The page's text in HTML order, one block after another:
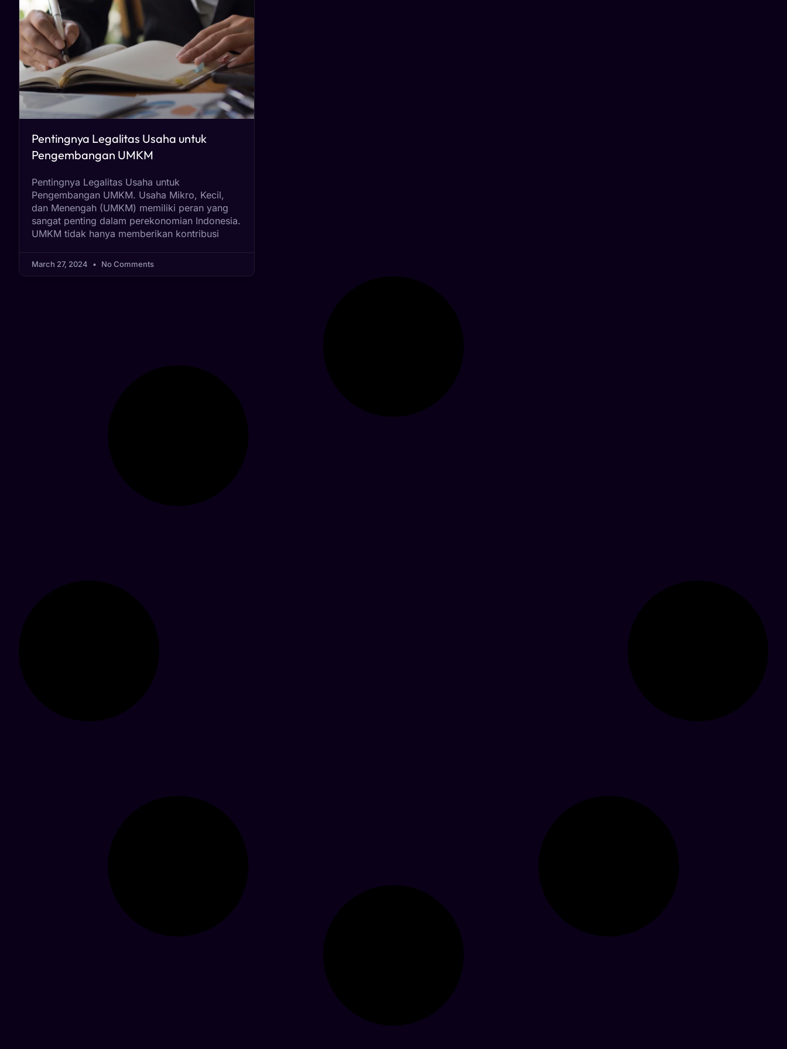
Pentingnya Legalitas Usaha untuk
Pengembangan UMKM
Pentingnya Legalitas Usaha untuk
Pengembangan UMKM. Usaha Mikro, Kecil,
dan Menengah (UMKM) memiliki peran yang
sangat penting dalam perekonomian Indonesia.
UMKM tidak hanya memberikan kontribusi
March 27, 2024 No Comments